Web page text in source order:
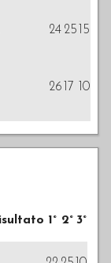
24 25 15
26 17 10
1° 2° 3°